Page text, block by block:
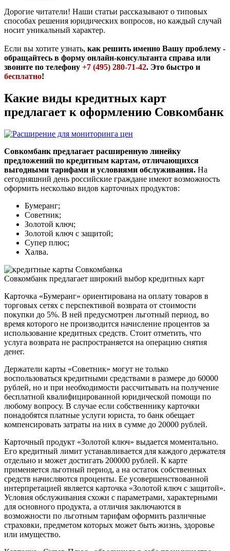
Дорогие читатели! Наши статьи рассказывают о типовых
способах решения юридических вопросов, но каждый случай
носит уникальный характер.
Если вы хотите узнать, как решить именно Вашу проблему -
обращайтесь в форму онлайн-консультанта справа или
звоните по телефону +7 (495) 280-71-42. Это быстро и
бесплатно!
Какие виды кредитных карт
предлагает к оформлению Совкомбанк
Совкомбанк предлагает расширенную линейку
предложений по кредитным картам, отличающихся
выгодными тарифами и условиями обслуживания. На
сегодняшний день российские граждане имеют возможность
оформить несколько видов карточных продуктов:
Бумеранг;
Советник;
Золотой ключ;
Золотой ключ с защитой;
Супер плюс;
Халва.
Совкомбанк предлагает широкий выбор кредитных карт
Карточка «Бумеранг» ориентирована на оплату товаров в
торговых сетях с перспективой возврата от стоимости
покупки до 5%. В ней предусмотрен льготный период, во
время которого не производится начисление процентов за
использование кредитных средств. Стоит отметить, что
услуга возврата не распространяется на операцию снятия
денег.
Держатели карты «Советник» могут не только
воспользоваться кредитными средствами в размере до 60000
рублей, но и при необходимости рассчитывать на получение
бесплатной квалифицированной юридической помощи по
любому вопросу. В случае если собственнику карточки
понадобятся платные услуги юриста, то банк обещает
компенсировать затраты на них в сумме до 20000 рублей.
Карточный продукт «Золотой ключ» выдается моментально.
Его кредитный лимит устанавливается для каждого держателя
отдельно и может достигать 200000 рублей. К карте
применяется льготный период, а на остаток собственных
средств начисляются проценты. Ее усовершенствованной
интерпретацией является карточка «Золотой ключ с защитой».
Условия обслуживания схожи с параметрами, характерными
для основного продукта, а отличия заключаются в
возможности по льготным тарифам оформить различные
страховки, предметом которых может быть жизнь, здоровье
или имущество.